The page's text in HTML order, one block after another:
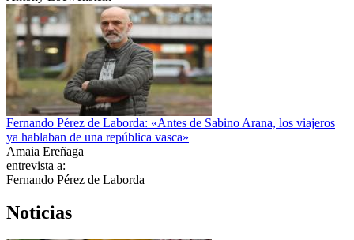
Fernando Pérez de Laborda: «Antes de Sabino Arana, los viajeros
ya hablaban de una república vasca»
Amaia Ereñaga
entrevista a:
Fernando Pérez de Laborda
Noticias